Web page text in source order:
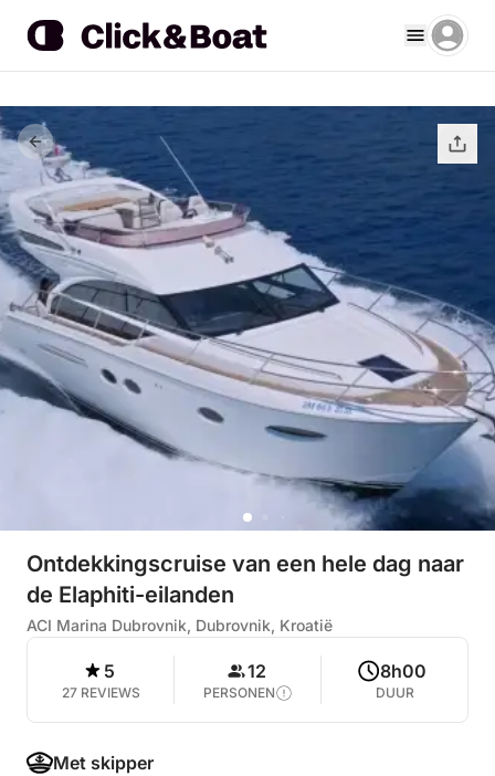
Ontdekkingscruise van een hele dag naar
de Elaphiti-eilanden
ACI Marina Dubrovnik, Dubrovnik, Kroatië
5
27 REVIEWS
12
PERSONEN
8h00
DUUR
Met skipper